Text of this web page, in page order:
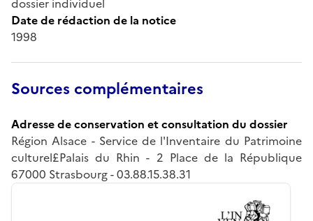
Date de rédaction de la notice
1998
Sources complémentaires
Adresse de conservation et consultation du dossier
Région Alsace - Service de l'Inventaire du Patrimoine
culturel£Palais du Rhin - 2 Place de la République
67000 Strasbourg - 03.88.15.38.31